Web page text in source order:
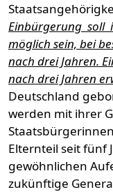
Einbürgerung soll
möglich sein, bei
nach drei Jahren.
nach drei Jahren
Deutschland
werden mit ihrer
Elternteil seit fünf
gewöhnlichen
zukünftige